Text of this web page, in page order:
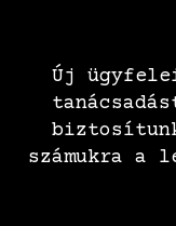
Új
számukra a